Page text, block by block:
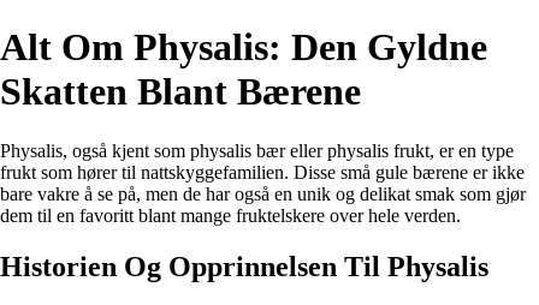
Alt Om Physalis: Den Gyldne
Skatten Blant Bærene
Physalis, også kjent som physalis bær eller physalis frukt, er en type
frukt som hører til nattskyggefamilien. Disse små gule bærene er ikke
bare vakre å se på, men de har også en unik og delikat smak som gjør
dem til en favoritt blant mange fruktelskere over hele verden.
Historien Og Opprinnelsen Til Physalis